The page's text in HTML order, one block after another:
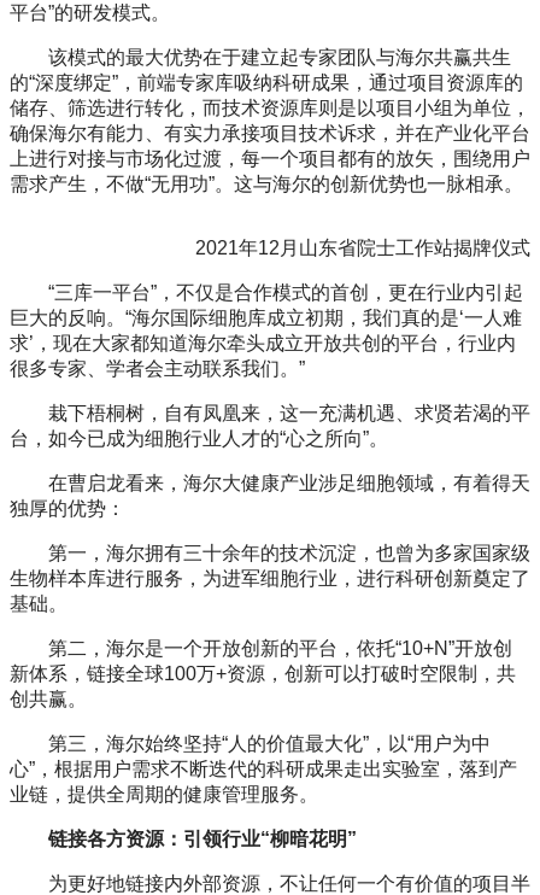
平台”的研发模式。
该模式的最大优势在于建立起专家团队与海尔共赢共生
的“深度绑定”，前端专家库吸纳科研成果，通过项目资源库的
储存、筛选进行转化，而技术资源库则是以项目小组为单位，
确保海尔有能力、有实力承接项目技术诉求，并在产业化平台
上进行对接与市场化过渡，每一个项目都有的放矢，围绕用户
需求产生，不做“无用功”。这与海尔的创新优势也一脉相承。
2021年12月山东省院士工作站揭牌仪式
“三库一平台”，不仅是合作模式的首创，更在行业内引起
巨大的反响。“海尔国际细胞库成立初期，我们真的是‘一人难
求’，现在大家都知道海尔牵头成立开放共创的平台，行业内
很多专家、学者会主动联系我们。”
栽下梧桐树，自有凤凰来，这一充满机遇、求贤若渴的平
台，如今已成为细胞行业人才的“心之所向”。
在曹启龙看来，海尔大健康产业涉足细胞领域，有着得天
独厚的优势：
第一，海尔拥有三十余年的技术沉淀，也曾为多家国家级
生物样本库进行服务，为进军细胞行业，进行科研创新奠定了
基础。
第二，海尔是一个开放创新的平台，依托“10+N”开放创
新体系，链接全球100万+资源，创新可以打破时空限制，共
创共赢。
第三，海尔始终坚持“人的价值最大化”，以“用户为中
心”，根据用户需求不断迭代的科研成果走出实验室，落到产
业链，提供全周期的健康管理服务。
链接各方资源：引领行业“柳暗花明”
为更好地链接内外部资源，不让任何一个有价值的项目半